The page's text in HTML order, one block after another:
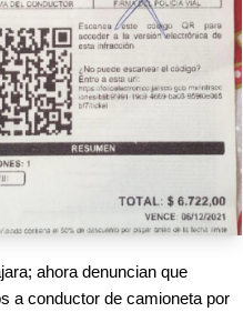
ahora denuncian que
a conductor de camioneta por